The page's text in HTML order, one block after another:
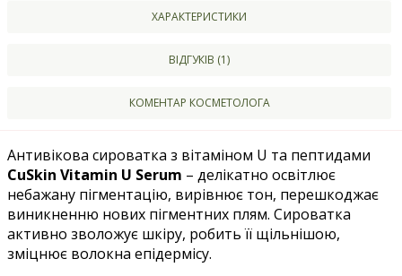
ХАРАКТЕРИСТИКИ
ВІДГУКІВ (1)
КОМЕНТАР КОСМЕТОЛОГА
Антивікова сироватка з вітаміном U та пептидами
CuSkin Vitamin U Serum – делікатно освітлює
небажану пігментацію, вирівнює тон, перешкоджає
виникненню нових пігментних плям. Сироватка
активно зволожує шкіру, робить її щільнішою,
зміцнює волокна епідермісу.